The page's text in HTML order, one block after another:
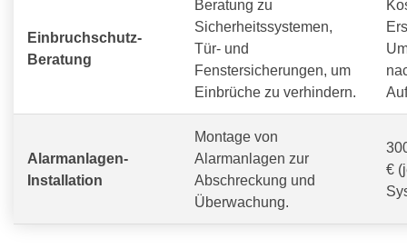
Einbruchschutz-
Beratung
Beratung zu
Sicherheitssystemen,
Tür- und
Fenstersicherungen, um
Einbrüche zu verhindern.
Alarmanlagen-
Installation
Montage von
Alarmanlagen zur
Abschreckung und
Überwachung.
€